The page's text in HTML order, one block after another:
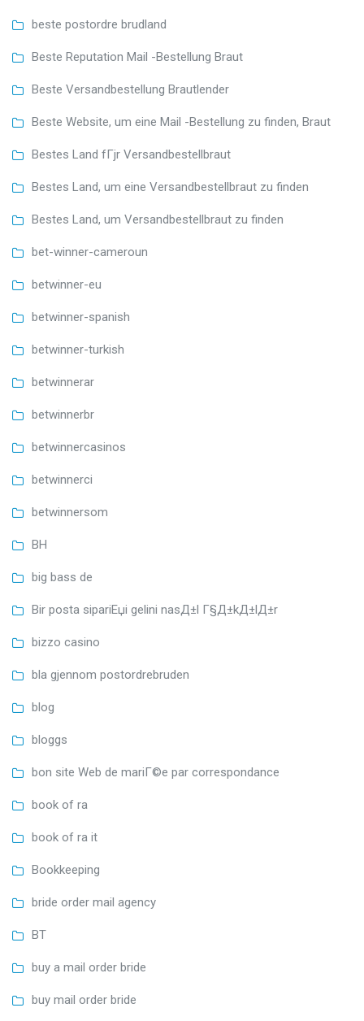
beste postordre brudland
Beste Reputation Mail -Bestellung Braut
Beste Versandbestellung Brautlender
Beste Website, um eine Mail -Bestellung zu finden, Braut
Bestes Land fГјr Versandbestellbraut
Bestes Land, um eine Versandbestellbraut zu finden
Bestes Land, um Versandbestellbraut zu finden
bet-winner-cameroun
betwinner-eu
betwinner-spanish
betwinner-turkish
betwinnerar
betwinnerbr
betwinnercasinos
betwinnerci
betwinnersom
BH
big bass de
Bir posta sipariЕџi gelini nasД±l Г§Д±kД±lД±r
bizzo casino
bla gjennom postordrebruden
blog
bloggs
bon site Web de mariГ©e par correspondance
book of ra
book of ra it
Bookkeeping
bride order mail agency
BT
buy a mail order bride
buy mail order bride